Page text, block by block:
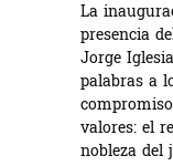
La
presencia
Jorge
palabras a
valores: el
nobleza del